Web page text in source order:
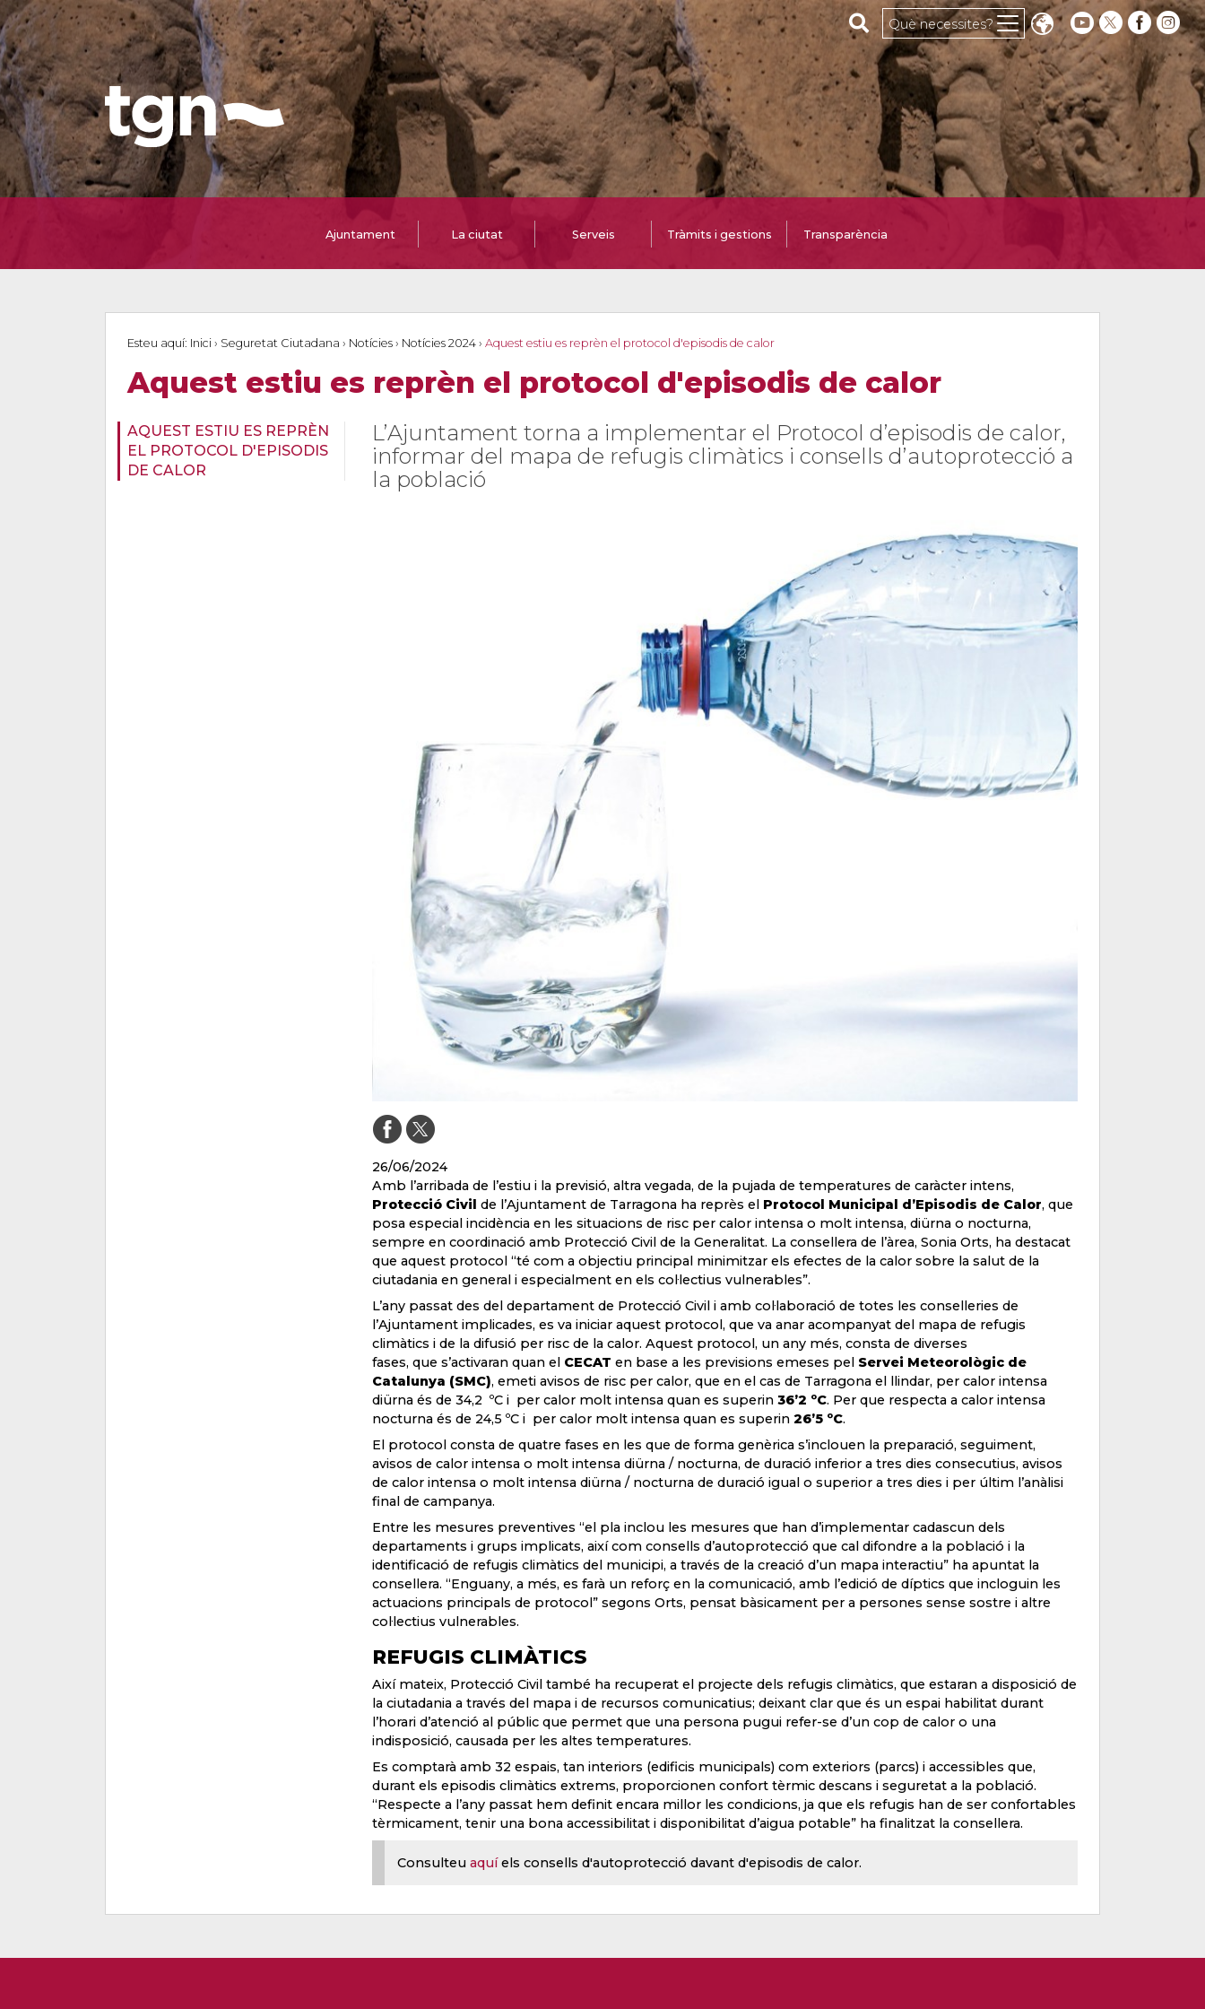
Cerca al web
Què necessites?
Ajuntament La ciutat Serveis Tràmits i gestions Transparència
Esteu aquí: Inici › Seguretat Ciutadana › Notícies › Notícies 2024 › Aquest estiu es reprèn el protocol d'episodis de calor
Aquest estiu es reprèn el protocol d'episodis de calor
AQUEST ESTIU ES REPRÈN
EL PROTOCOL D'EPISODIS
DE CALOR
L’Ajuntament torna a implementar el Protocol d’episodis de calor,
informar del mapa de refugis climàtics i consells d’autoprotecció a
la població
26/06/2024
Amb l’arribada de l’estiu i la previsió, altra vegada, de la pujada de temperatures de caràcter intens,
Protecció Civil de l’Ajuntament de Tarragona ha reprès el Protocol Municipal d’Episodis de Calor, que
posa especial incidència en les situacions de risc per calor intensa o molt intensa, diürna o nocturna,
sempre en coordinació amb Protecció Civil de la Generalitat. La consellera de l’àrea, Sonia Orts, ha destacat
que aquest protocol “té com a objectiu principal minimitzar els efectes de la calor sobre la salut de la
ciutadania en general i especialment en els col·lectius vulnerables”.
L’any passat des del departament de Protecció Civil i amb col·laboració de totes les conselleries de
l’Ajuntament implicades, es va iniciar aquest protocol, que va anar acompanyat del mapa de refugis
climàtics i de la difusió per risc de la calor. Aquest protocol, un any més, consta de diverses
fases, que s’activaran quan el CECAT en base a les previsions emeses pel Servei Meteorològic de
Catalunya (SMC), emeti avisos de risc per calor, que en el cas de Tarragona el llindar, per calor intensa
diürna és de 34,2 ºC i per calor molt intensa quan es superin 36’2 ºC. Per que respecta a calor intensa
nocturna és de 24,5 ºC i per calor molt intensa quan es superin 26’5 ºC.
El protocol consta de quatre fases en les que de forma genèrica s’inclouen la preparació, seguiment,
avisos de calor intensa o molt intensa diürna / nocturna, de duració inferior a tres dies consecutius, avisos
de calor intensa o molt intensa diürna / nocturna de duració igual o superior a tres dies i per últim l’anàlisi
final de campanya.
Entre les mesures preventives “el pla inclou les mesures que han d’implementar cadascun dels
departaments i grups implicats, així com consells d’autoprotecció que cal difondre a la població i la
identificació de refugis climàtics del municipi, a través de la creació d’un mapa interactiu” ha apuntat la
consellera. “Enguany, a més, es farà un reforç en la comunicació, amb l’edició de díptics que incloguin les
actuacions principals de protocol” segons Orts, pensat bàsicament per a persones sense sostre i altre
col·lectius vulnerables.
REFUGIS CLIMÀTICS
Així mateix, Protecció Civil també ha recuperat el projecte dels refugis climàtics, que estaran a disposició de
la ciutadania a través del mapa i de recursos comunicatius; deixant clar que és un espai habilitat durant
l’horari d’atenció al públic que permet que una persona pugui refer-se d’un cop de calor o una
indisposició, causada per les altes temperatures.
Es comptarà amb 32 espais, tan interiors (edificis municipals) com exteriors (parcs) i accessibles que,
durant els episodis climàtics extrems, proporcionen confort tèrmic descans i seguretat a la població.
“Respecte a l’any passat hem definit encara millor les condicions, ja que els refugis han de ser confortables
tèrmicament, tenir una bona accessibilitat i disponibilitat d’aigua potable” ha finalitzat la consellera.
Consulteuaquíels consells d'autoprotecció davant d'episodis de calor.